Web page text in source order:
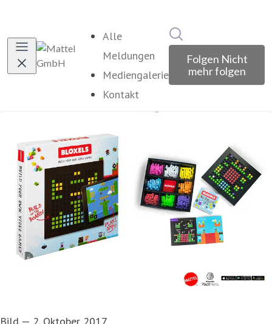
Alle
Meldungen
Mediengalerie
Kontakt
Folgen Nicht
mehr folgen